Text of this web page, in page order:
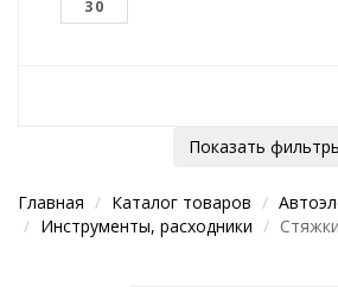
Показать
Главная Каталог товаров
Инструменты, расходники